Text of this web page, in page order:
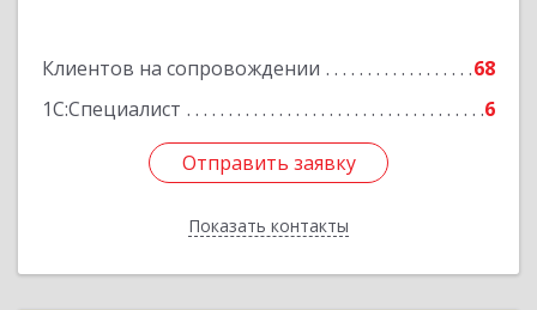
Клиентов на сопровождении
68
1С:Специалист
6
Отправить заявку
Показать контакты
Отправить заявку
Назад